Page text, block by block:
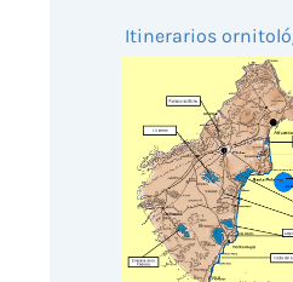
Itinerarios